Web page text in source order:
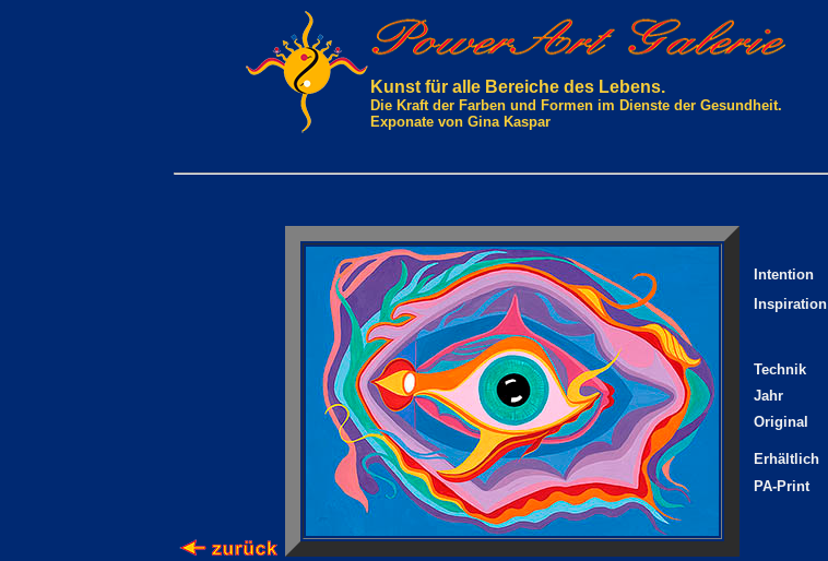
Kunst für alle Bereiche des Lebens.
Die Kraft der Farben und Formen im Dienste der Gesundheit.
Exponate von Gina Kaspar
Intention
Inspiration
Technik
Jahr
Original
Erhältlich
PA-Print